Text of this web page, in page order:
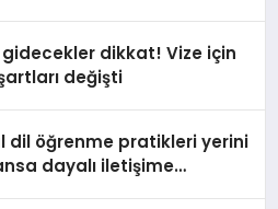
gidecekler dikkat! Vize için
değişti
dil öğrenme pratikleri yerini
dayalı iletişime